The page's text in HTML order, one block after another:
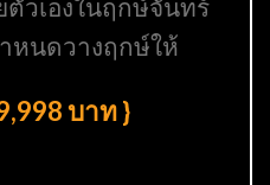
วเองในฤกษ์จันทร์
หนดวางฤกษ์ให้
บาท }